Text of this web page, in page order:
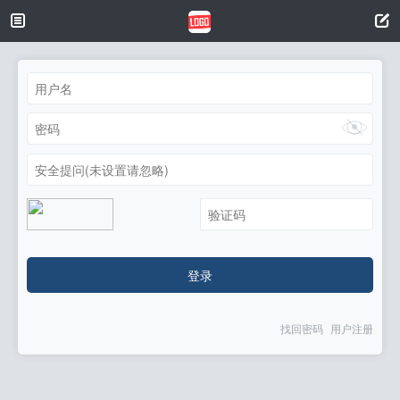
安全提问(未设置请忽略)
登录
找回密码 用户注册